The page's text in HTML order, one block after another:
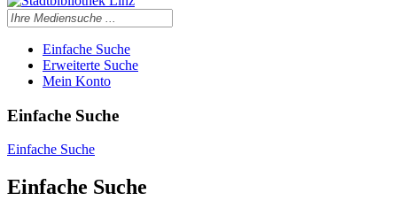
Einfache Suche
Erweiterte Suche
Mein Konto
Einfache Suche
Einfache Suche
Einfache Suche